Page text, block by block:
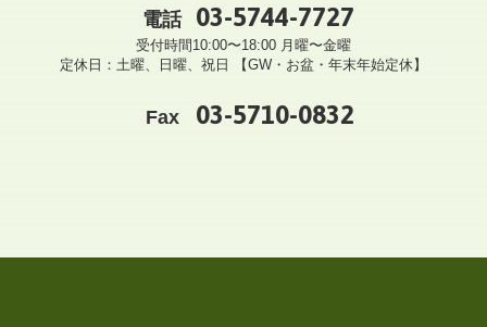
電話 03-5744-7727
受付時間10:00〜18:00 月曜〜金曜
定休日：土曜、日曜、祝日 【GW・お盆・年末年始定休】
Fax 03-5710-0832